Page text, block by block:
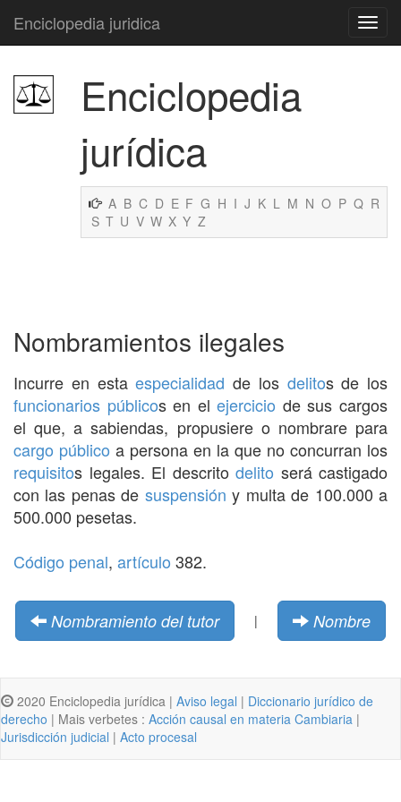
Enciclopedia juridica
Enciclopedia
jurídica
A B C D E F G H I J K L M N O P Q R
S T U V W X Y Z
Nombramientos ilegales
Incurre en estaespecialidad de los delitos de los
funcionarios públicos en elejercicio de sus cargos
el que, a sabiendas, propusiere o nombrare para
cargo público a persona en la que no concurran los
requisitos legales. El descrito delito será castigado
con las penas de suspensión y multa de 100.000 a
500.000 pesetas.
Código penal, artículo 382.
Nombramiento del tutor | Nombre
2020 Enciclopedia jurídica | Aviso legal | Diccionario jurídico de
derecho | Mais verbetes : Acción causal en materia Cambiaria |
Jurisdicción judicial | Acto procesal